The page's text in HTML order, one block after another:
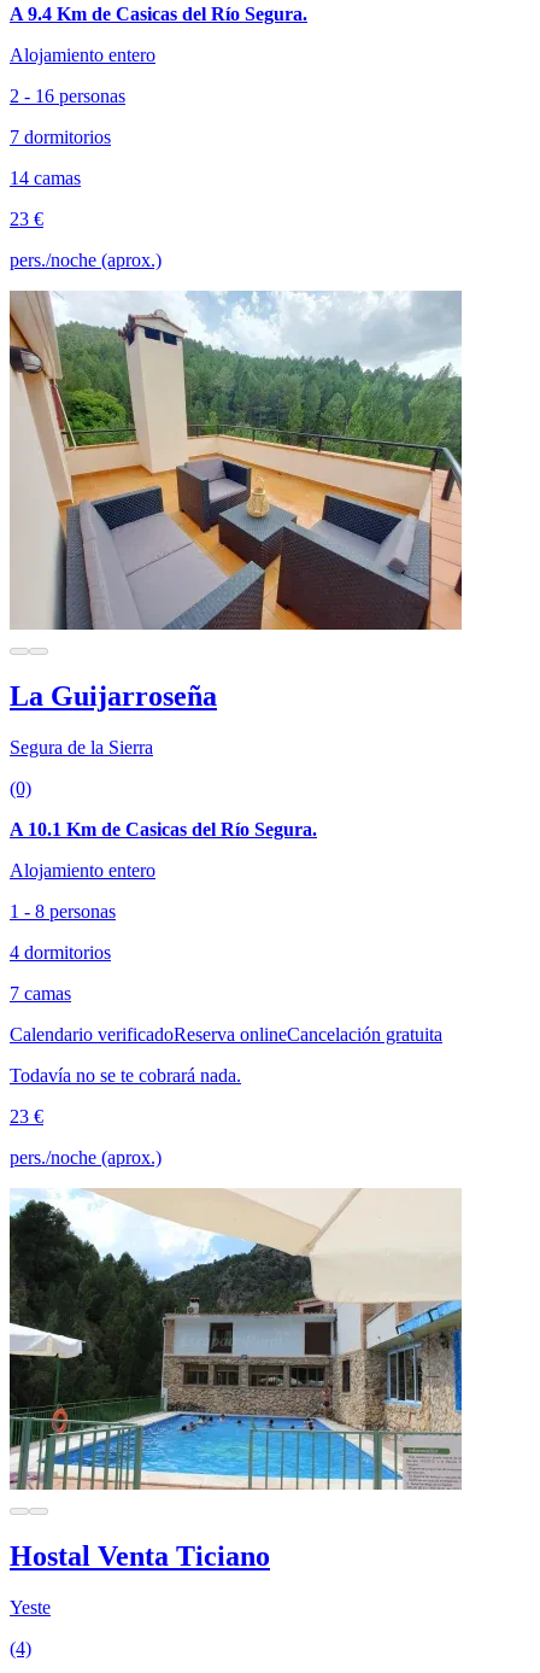
A 9.4 Km de Casicas del Río Segura.
Alojamiento entero
2 - 16 personas
7 dormitorios
14 camas
23 €
pers./noche (aprox.)
La Guijarroseña
Segura de la Sierra
(0)
A 10.1 Km de Casicas del Río Segura.
Alojamiento entero
1 - 8 personas
4 dormitorios
7 camas
Calendario verificadoReserva onlineCancelación gratuita
Todavía no se te cobrará nada.
23 €
pers./noche (aprox.)
Hostal Venta Ticiano
Yeste
(4)